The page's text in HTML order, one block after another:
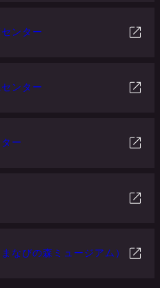
ンター
ンター
ー
なびの森ミュージアム）